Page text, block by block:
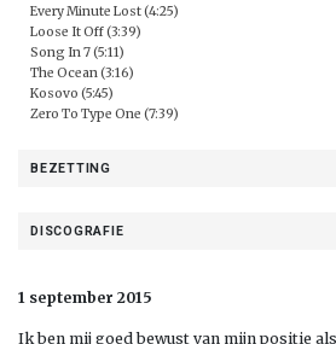
Every Minute Lost (4:25)
Loose It Off (3:39)
Song In 7 (5:11)
The Ocean (3:16)
Kosovo (5:45)
Zero To Type One (7:39)
BEZETTING
DISCOGRAFIE
1 september 2015
Ik ben mij goed bewust van mijn positie